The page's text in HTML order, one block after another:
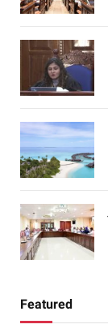
Featured